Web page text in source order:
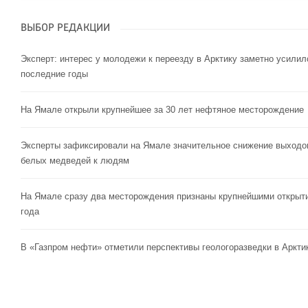
ВЫБОР РЕДАКЦИИ
Эксперт: интерес у молодежи к переезду в Арктику заметно
последние годы
На Ямале открыли крупнейшее за 30 лет нефтяное месторождение
Эксперты зафиксировали на Ямале значительное снижение
белых медведей к людям
На Ямале сразу два месторождения признаны крупнейшими
года
В «Газпром нефти» отметили перспективы геологоразведки в